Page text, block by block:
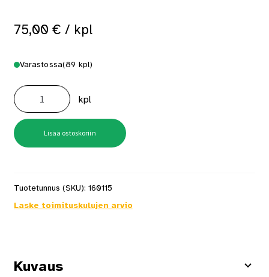
75,00 € / kpl
Varastossa(89 kpl)
Betoniverkko
8-
200
2350x5000
määrä
kpl
Lisää ostoskoriin
Tuotetunnus (SKU): 160115
Laske toimituskulujen arvio
Kuvaus